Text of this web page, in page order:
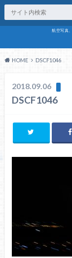
航空写真
HOME DSCF1046
2018.09.06
DSCF1046